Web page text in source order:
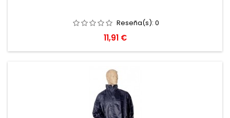
Reseña(s): 0
Precio
11,91 €